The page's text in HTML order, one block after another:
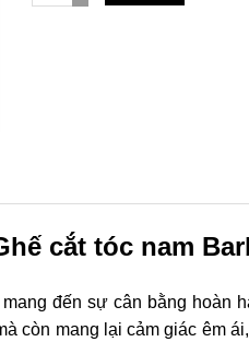
cắt tóc nam
mang đến sự cân bằng hoàn
còn mang lại cảm giác êm